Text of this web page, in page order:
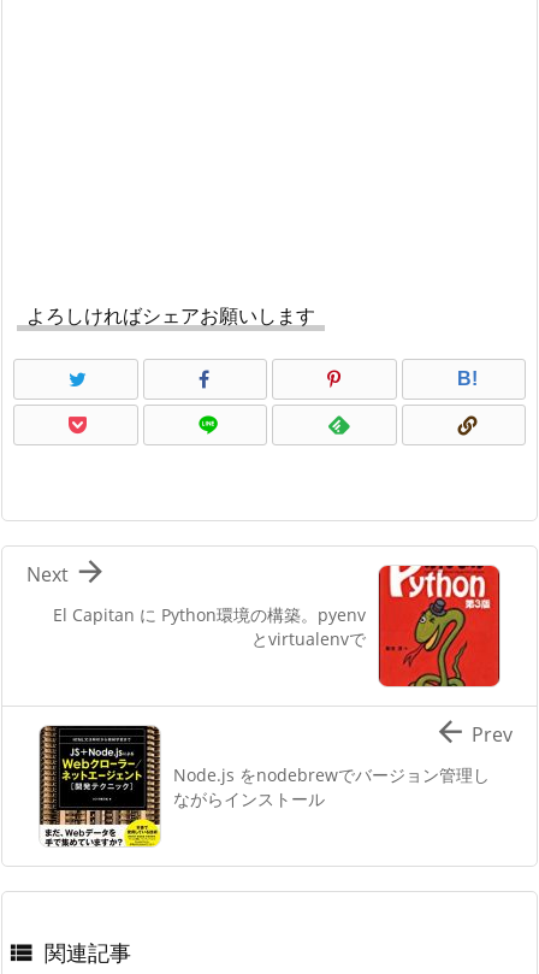
よろしければシェアお願いします
B!
El Capitan に Python環境の構築。pyenv
とvirtualenvで

Next
Node.js をnodebrewでバージョン管理し
ながらインストール
 Prev
 関連記事